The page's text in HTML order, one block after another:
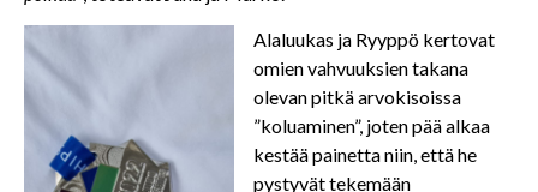
Alaluukas ja Ryyppö kertovat
omien vahvuuksien takana
olevan pitkä arvokisoissa
”koluaminen”, joten pää alkaa
kestää painetta niin, että he
pystyvät tekemään